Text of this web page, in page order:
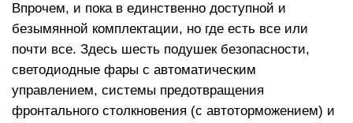
Впрочем, и пока в единственно доступной и
безымянной комплектации, но где есть все или
почти все. Здесь шесть подушек безопасности,
светодиодные фары с автоматическим
управлением, системы предотвращения
фронтального столкновения (с автоторможением) и